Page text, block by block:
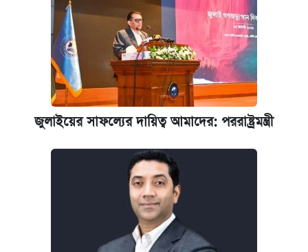
জুলাইয়ের সাফল্যের দায়িত্ব আমাদের: পররাষ্ট্রমন্ত্রী